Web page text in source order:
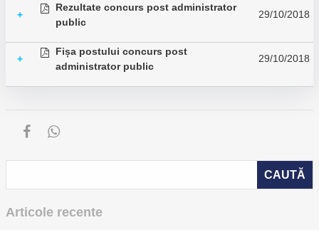
+
Rezultate concurs post administrator
public
29/10/2018
+
Fișa postului concurs post
administrator public
29/10/2018
Articole recente